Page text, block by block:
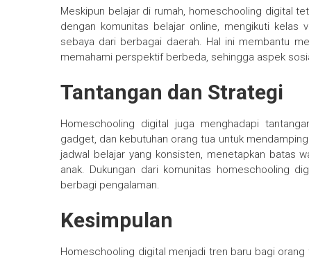
Meskipun belajar di rumah, homeschooling digital
dengan komunitas belajar online, mengikuti kelas
sebaya dari berbagai daerah. Hal ini membantu
memahami perspektif berbeda, sehingga aspek
Tantangan dan Strategi
Homeschooling digital juga menghadapi
gadget, dan kebutuhan orang tua untuk
jadwal belajar yang konsisten, menetapkan batas
anak. Dukungan dari komunitas homeschooling
berbagi pengalaman.
Kesimpulan
Homeschooling digital menjadi tren baru bagi